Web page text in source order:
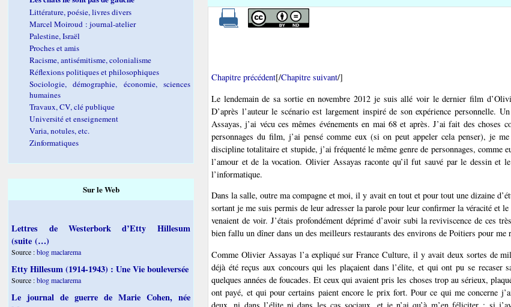
Chapitre précédent[/Chapitre suivant/]
Le lendemain de sa sortie en novembre 2012 je suis allé voir le dernier film
D’après l’auteur le scénario est largement inspiré de son expérience personnelle.
Assayas, j’ai vécu ces mêmes événements en mai 68 et après. J’ai fait des choses
personnages du film, j’ai pensé comme eux (si on peut appeler cela penser), je
discipline totalitaire et stupide, j’ai fréquenté le même genre de personnages, comme
l’amour et de la vocation. Olivier Assayas raconte qu’il fut sauvé par le dessin et
l’informatique.
Dans la salle, outre ma compagne et moi, il y avait en tout et pour tout une dizaine
sortant je me suis permis de leur adresser la parole pour leur confirmer la véracité et
venaient de voir. J’étais profondément déprimé d’avoir subi la reviviscence de ces
bien fallu un dîner dans un des meilleurs restaurants des environs de Poitiers pour me
Comme Olivier Assayas l’a expliqué sur France Culture, il y avait deux sortes de
déjà été reçus aux concours qui les plaçaient dans l’élite, et qui ont pu se recaser
quelques années de foucades. Et ceux qui avaient pris les choses trop au sérieux,
ont payé, et qui pour certains paient encore le prix fort. Pour ce qui me concerne
deux, ni dans l’élite ni dans les cas sociaux, et je n’ai qu’à m’en féliciter : si
Littérature, poésie, livres divers
Marcel Moiroud : journal-atelier
Palestine, Israël
Proches et amis
Racisme, antisémitisme, colonialisme
Réflexions politiques et philosophiques
Sociologie, démographie, économie, sciences
humaines
Travaux, CV, clé publique
Université et enseignement
Varia, notules, etc.
Zinformatiques
Sur le Web
Lettres de Westerbork d’Etty Hillesum
(suite (…)
Source :blog maclarema
Etty Hillesum (1914-1943) : Une Vie bouleversée
Source :blog maclarema
Le journal de guerre de Marie Cohen, née